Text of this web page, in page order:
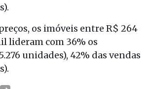
os imóveis entre R$ 264
lideram com 36% os
unidades), 42% das vendas